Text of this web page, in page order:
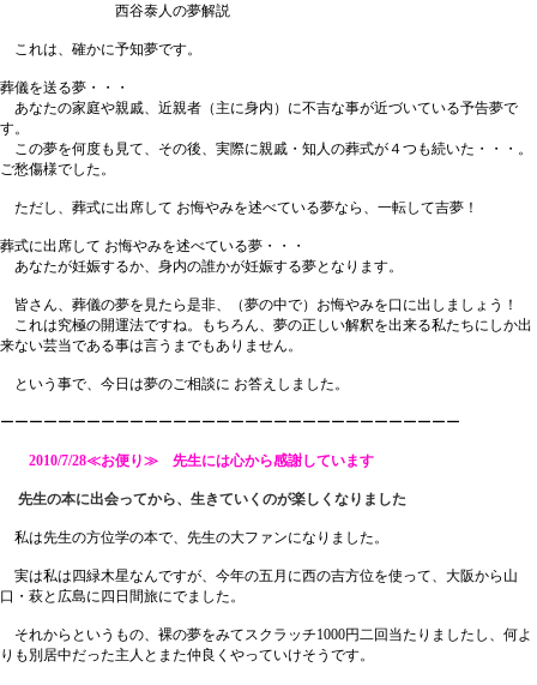
西谷泰人の夢解説
これは、確かに予知夢です。
葬儀を送る夢・・・
あなたの家庭や親戚、近親者（主に身内）に不吉な事が近づいている予告夢で
す。
この夢を何度も見て、その後、実際に親戚・知人の葬式が４つも続いた・・・。
ご愁傷様でした。
ただし、葬式に出席して お悔やみを述べている夢なら、一転して吉夢！
葬式に出席して お悔やみを述べている夢・・・
あなたが妊娠するか、身内の誰かが妊娠する夢となります。
皆さん、葬儀の夢を見たら是非、（夢の中で）お悔やみを口に出しましょう！
これは究極の開運法ですね。もちろん、夢の正しい解釈を出来る私たちにしか出
来ない芸当である事は言うまでもありません。
という事で、今日は夢のご相談に お答えしました。
ーーーーーーーーーーーーーーーーーーーーーーーーーーーーーーーー
2010/7/28≪お便り≫ 先生には心から感謝しています
先生の本に出会ってから、生きていくのが楽しくなりました
私は先生の方位学の本で、先生の大ファンになりました。
実は私は四緑木星なんですが、今年の五月に西の吉方位を使って、大阪から山
口・萩と広島に四日間旅にでました。
それからというもの、裸の夢をみてスクラッチ1000円二回当たりましたし、何よ
りも別居中だった主人とまた仲良くやっていけそうです。